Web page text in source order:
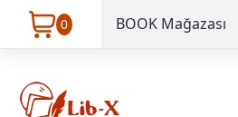
0 BOOK Mağazası